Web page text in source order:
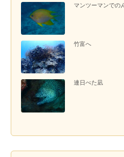
マンツーマンでの
竹富へ
連日べた凪